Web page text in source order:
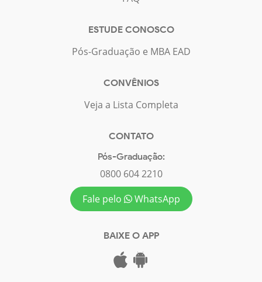
ESTUDE CONOSCO
Pós-Graduação e MBA EAD
CONVÊNIOS
Veja a Lista Completa
CONTATO
Pós-Graduação:
0800 604 2210
Fale pelo
WhatsApp
BAIXE O APP